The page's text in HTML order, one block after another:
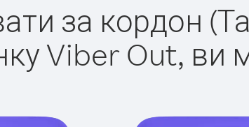
за кордон
Viber Out, ви